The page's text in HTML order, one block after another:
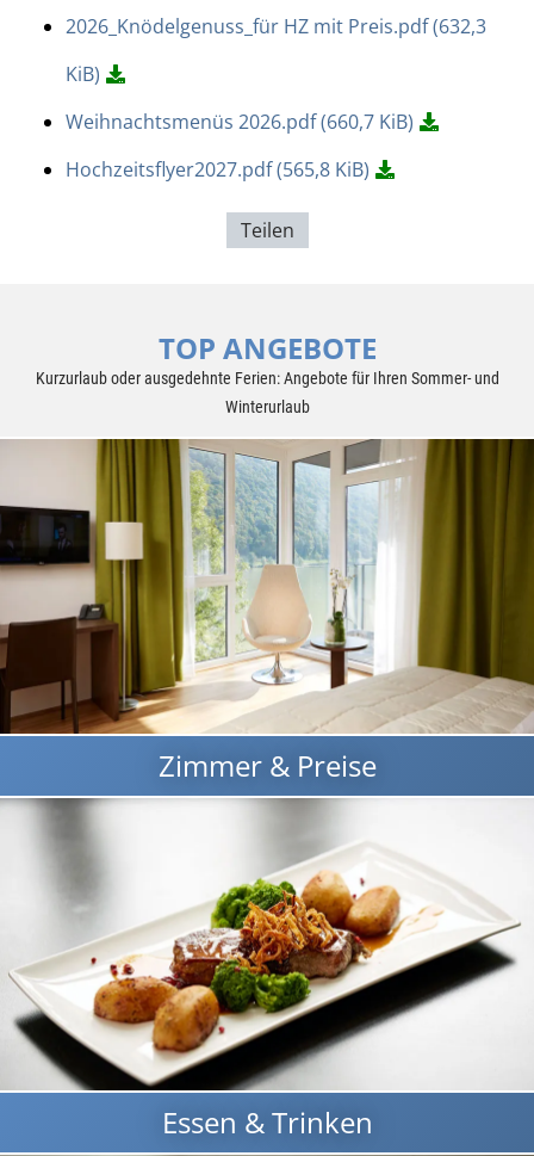
2026_Knödelgenuss_für HZ mit Preis.pdf(632,3
KiB)
Weihnachtsmenüs 2026.pdf(660,7 KiB)
Hochzeitsflyer2027.pdf(565,8 KiB)
Teilen
TOP ANGEBOTE
Kurzurlaub oder ausgedehnte Ferien: Angebote für Ihren Sommer- und
Winterurlaub
Zimmer & Preise
Essen & Trinken